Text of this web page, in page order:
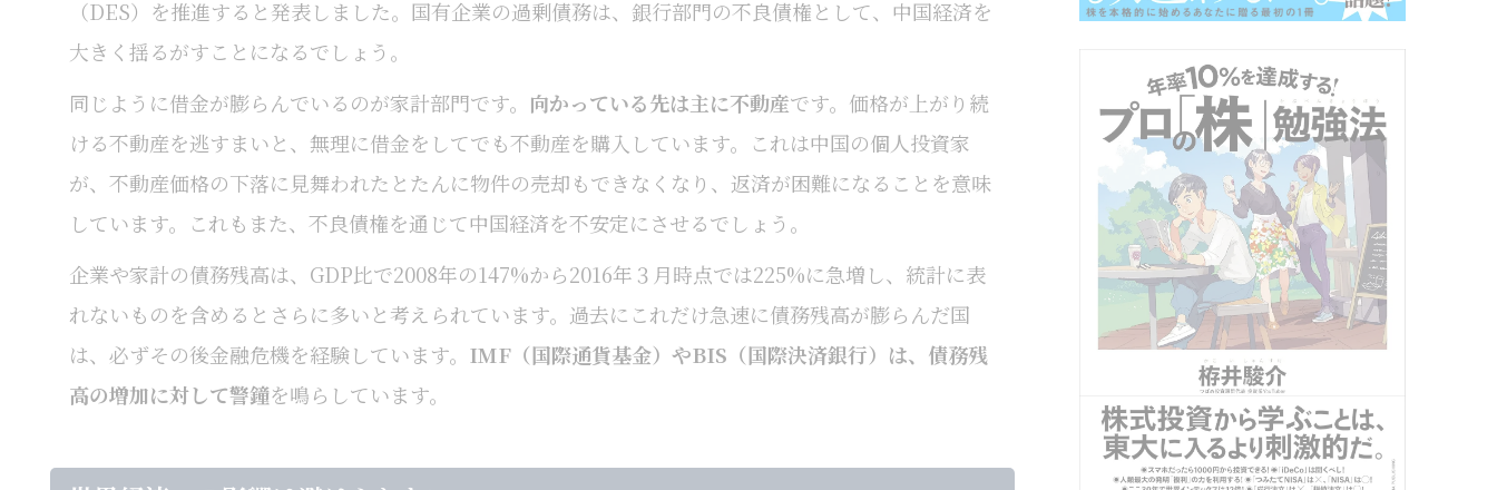
（DES）を推進すると発表しました。国有企業の過剰債務は、銀行部門の不良債権として、中国経済を
大きく揺るがすことになるでしょう。
同じように借金が膨らんでいるのが家計部門です。 向かっている先は主に不動産です。価格が上がり続
ける不動産を逃すまいと、無理に借金をしてでも不動産を購入しています。これは中国の個人投資家
が、不動産価格の下落に見舞われたとたんに物件の売却もできなくなり、返済が困難になることを意味
しています。これもまた、不良債権を通じて中国経済を不安定にさせるでしょう。
企業や家計の債務残高は、GDP比で2008年の147%から2016年３月時点では225%に急増し、統計に表
れないものを含めるとさらに多いと考えられています。過去にこれだけ急速に債務残高が膨らんだ国
は、必ずその後金融危機を経験しています。 IMF（国際通貨基金）やBIS（国際決済銀行）は、債務残
高の増加に対して警鐘を鳴らしています。